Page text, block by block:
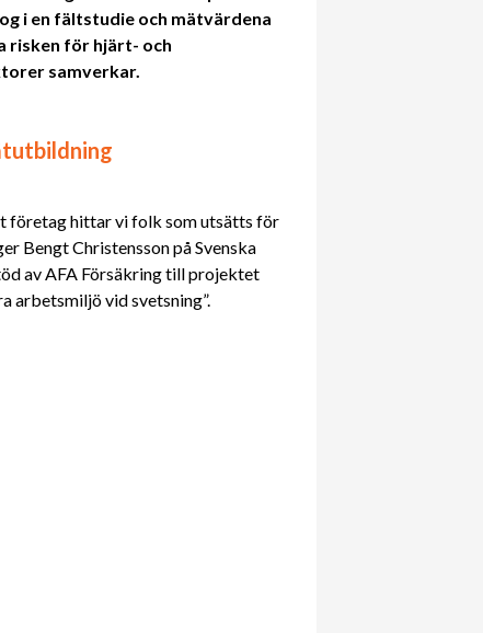
i en fältstudie och mätvärdena
risken för hjärt- och
samverkar.
företag hittar vi folk som utsätts för
Bengt Christensson på Svenska
av AFA Försäkring till projektet
arbetsmiljö vid svetsning”.